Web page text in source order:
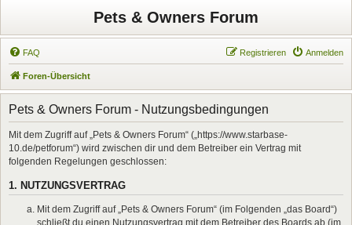
Pets & Owners Forum
FAQ Anmelden
Registrieren
Foren-Übersicht
Pets & Owners Forum - Nutzungsbedingungen
Mit dem Zugriff auf „Pets & Owners Forum“ („https://www.starbase-
10.de/petforum“) wird zwischen dir und dem Betreiber ein Vertrag mit
folgenden Regelungen geschlossen:
1. NUTZUNGSVERTRAG
Mit dem Zugriff auf „Pets & Owners Forum“ (im Folgenden „das Board“)
schließt du einen Nutzungsvertrag mit dem Betreiber des Boards ab (im